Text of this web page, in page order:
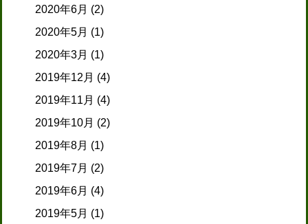
2020年6月 (2)
2020年5月 (1)
2020年3月 (1)
2019年12月 (4)
2019年11月 (4)
2019年10月 (2)
2019年8月 (1)
2019年7月 (2)
2019年6月 (4)
2019年5月 (1)